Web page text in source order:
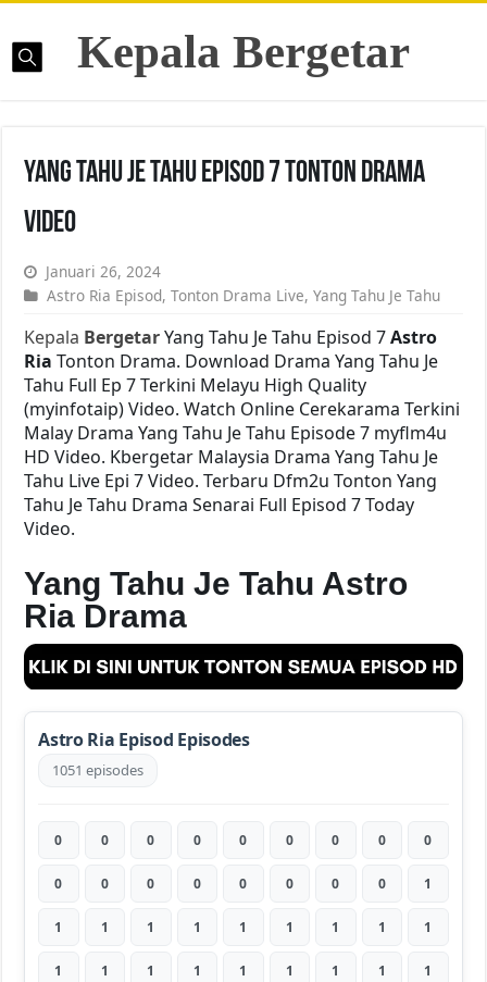
Kepala Bergetar
Yang Tahu Je Tahu Episod 7 Tonton Drama
Video
Januari 26, 2024
Astro Ria Episod,Tonton Drama Live,Yang Tahu Je Tahu
Kepala BergetarYang Tahu Je Tahu Episod 7Astro
RiaTonton Drama. Download Drama Yang Tahu Je
Tahu Full Ep 7 Terkini Melayu High Quality
(myinfotaip) Video. Watch Online Cerekarama Terkini
Malay Drama Yang Tahu Je Tahu Episode 7 myflm4u
HD Video. Kbergetar Malaysia Drama Yang Tahu Je
Tahu Live Epi 7 Video. Terbaru Dfm2u Tonton Yang
Tahu Je Tahu Drama Senarai Full Episod 7 Today
Video.
Yang Tahu Je Tahu Astro
Ria Drama
Astro Ria Episod Episodes
1051 episodes
0 0 0 0 0 0 0 0 0
0 0 0 0 0 0 0 0 1
1 1 1 1 1 1 1 1 1
1 1 1 1 1 1 1 1 1